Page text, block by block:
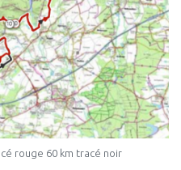
rouge 60 km tracé noir